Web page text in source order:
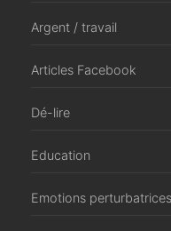
Argent / travail
Articles Facebook
Dé-lire
Education
Emotions perturbatrices